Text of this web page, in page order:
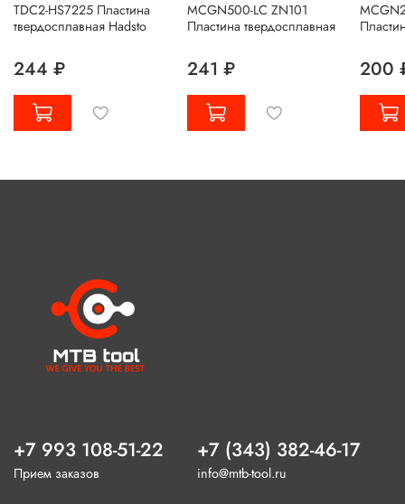
TDC2-HS7225 Пластина
твердосплавная Hadsto
244 ₽
MCGN500-LC ZN101
Пластина твердосплавная
241 ₽ 200
+7 993 108-51-22
Прием заказов
+7 (343) 382-46-17
info@mtb-tool.ru